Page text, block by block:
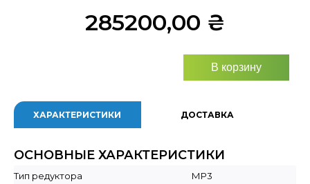
285200,00 ₴
В корзину
ХАРАКТЕРИСТИКИ ДОСТАВКА
ОСНОВНЫЕ ХАРАКТЕРИСТИКИ
Тип редуктора
МР3